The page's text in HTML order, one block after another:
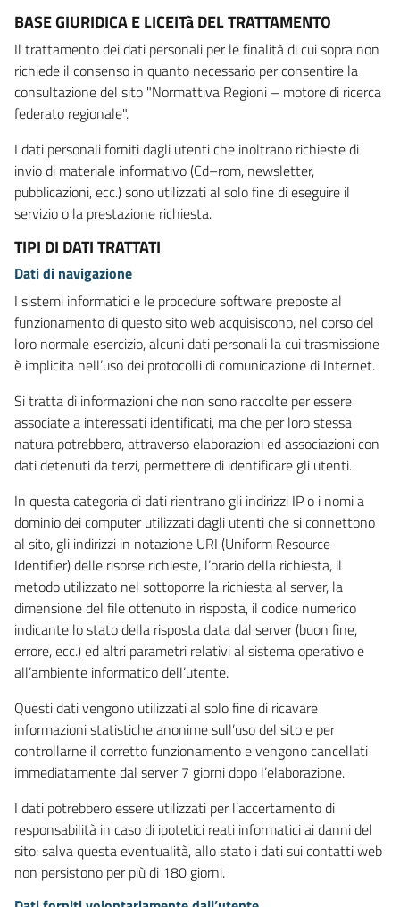
BASE GIURIDICA E LICEITà DEL TRATTAMENTO
Il trattamento dei dati personali per le finalità di cui sopra non
richiede il consenso in quanto necessario per consentire la
consultazione del sito "Normattiva Regioni – motore di ricerca
federato regionale".
I dati personali forniti dagli utenti che inoltrano richieste di
invio di materiale informativo (Cd–rom, newsletter,
pubblicazioni, ecc.) sono utilizzati al solo fine di eseguire il
servizio o la prestazione richiesta.
TIPI DI DATI TRATTATI
Dati di navigazione
I sistemi informatici e le procedure software preposte al
funzionamento di questo sito web acquisiscono, nel corso del
loro normale esercizio, alcuni dati personali la cui trasmissione
è implicita nell’uso dei protocolli di comunicazione di Internet.
Si tratta di informazioni che non sono raccolte per essere
associate a interessati identificati, ma che per loro stessa
natura potrebbero, attraverso elaborazioni ed associazioni con
dati detenuti da terzi, permettere di identificare gli utenti.
In questa categoria di dati rientrano gli indirizzi IP o i nomi a
dominio dei computer utilizzati dagli utenti che si connettono
al sito, gli indirizzi in notazione URI (Uniform Resource
Identifier) delle risorse richieste, l’orario della richiesta, il
metodo utilizzato nel sottoporre la richiesta al server, la
dimensione del file ottenuto in risposta, il codice numerico
indicante lo stato della risposta data dal server (buon fine,
errore, ecc.) ed altri parametri relativi al sistema operativo e
all’ambiente informatico dell’utente.
Questi dati vengono utilizzati al solo fine di ricavare
informazioni statistiche anonime sull’uso del sito e per
controllarne il corretto funzionamento e vengono cancellati
immediatamente dal server 7 giorni dopo l’elaborazione.
I dati potrebbero essere utilizzati per l’accertamento di
responsabilità in caso di ipotetici reati informatici ai danni del
sito: salva questa eventualità, allo stato i dati sui contatti web
non persistono per più di 180 giorni.